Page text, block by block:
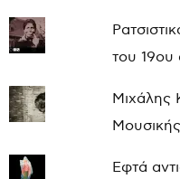
του 19ου
Μιχάλης
Εφτά